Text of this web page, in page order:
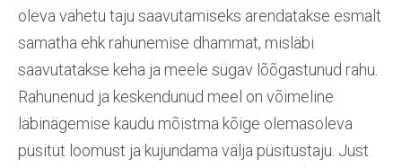
oleva vahetu taju saavutamiseks arendatakse esmalt
samatha ehk rahunemise dhammat, misläbi
saavutatakse keha ja meele sügav lõõgastunud rahu.
Rahunenud ja keskendunud meel on võimeline
läbinägemise kaudu mõistma kõige olemasoleva
püsitut loomust ja kujundama välja püsitustaju. Just